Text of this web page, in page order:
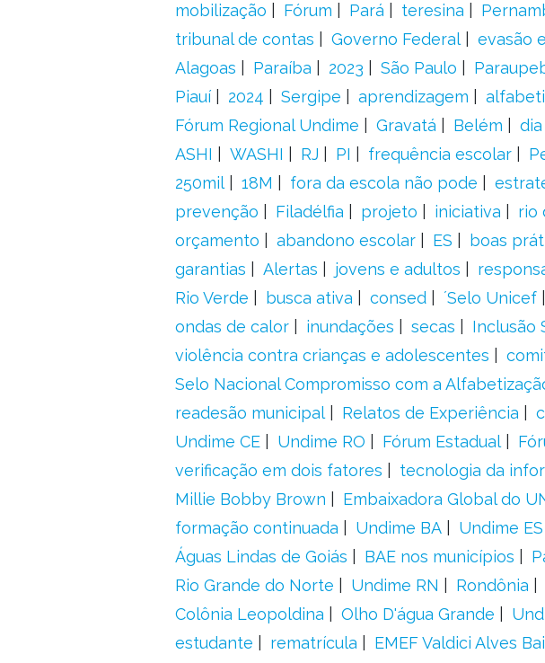
mobilização
Fórum Pará teresina
tribunal de contas
Governo Federal evasão
Alagoas
Paraíba 2023 São Paulo
Piauí
2024 Sergipe aprendizagem
Fórum Regional Undime
Gravatá Belém
ASHI
WASHI RJ PI frequência escolar
250mil
18M fora da escola não pode
prevenção
Filadélfia projeto iniciativa rio
orçamento
abandono escolar ES boas
garantias
Alertas jovens e adultos
Rio Verde
busca ativa consed ´Selo Unicef
ondas de calor
inundações secas Inclusão
violência contra crianças e adolescentes
Selo Nacional Compromisso com a
readesão municipal
Relatos de Experiência
Undime CE
Undime RO Fórum Estadual
verificação em dois fatores
tecnologia da
Millie Bobby Brown
Embaixadora Global do
formação continuada
Undime BA Undime ES
Águas Lindas de Goiás
BAE nos municípios
Rio Grande do Norte
Undime RN Rondônia
Colônia Leopoldina
Olho D'água Grande
estudante
rematrícula EMEF Valdici Alves